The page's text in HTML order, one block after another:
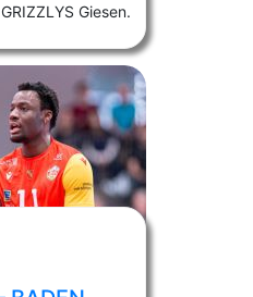
Giesen.